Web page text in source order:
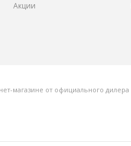
Акции
магазине от официального дилера